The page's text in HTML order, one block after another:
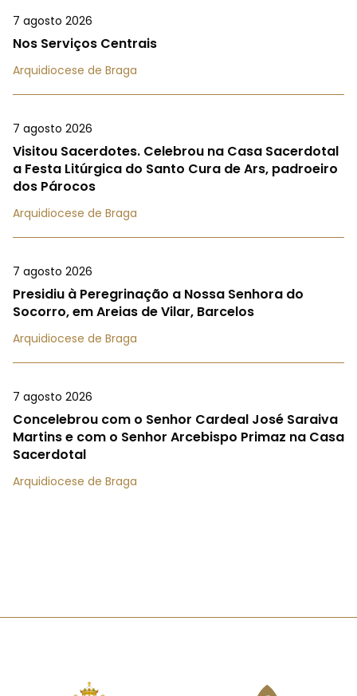
7 agosto 2026
Nos Serviços Centrais
Arquidiocese de Braga
7 agosto 2026
Visitou Sacerdotes. Celebrou na Casa Sacerdotal
a Festa Litúrgica do Santo Cura de Ars, padroeiro
dos Párocos
Arquidiocese de Braga
7 agosto 2026
Presidiu à Peregrinação a Nossa Senhora do
Socorro, em Areias de Vilar, Barcelos
Arquidiocese de Braga
7 agosto 2026
Concelebrou com o Senhor Cardeal José Saraiva
Martins e com o Senhor Arcebispo Primaz na Casa
Sacerdotal
Arquidiocese de Braga